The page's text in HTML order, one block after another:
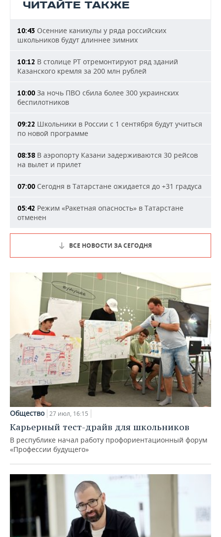
ЧИТАЙТЕ ТАКЖЕ
10:43 Осенние каникулы у ряда российских
школьников будут длиннее зимних
10:12 В столице РТ отремонтируют ряд зданий
Казанского кремля за 200 млн рублей
10:00 За ночь ПВО сбила более 300 украинских
беспилотников
09:22 Школьники в России с 1 сентября будут учиться
по новой программе
08:38 В аэропорту Казани задерживаются 30 рейсов
на вылет и прилет
07:00 Сегодня в Татарстане ожидается до +31 градуса
05:42 Режим «Ракетная опасность» в Татарстане
отменен
ВСЕ НОВОСТИ ЗА СЕГОДНЯ
Общество 27 июл, 16:15
Карьерный тест-драйв для школьников
В республике начал работу профориентационный форум
«Профессии будущего»